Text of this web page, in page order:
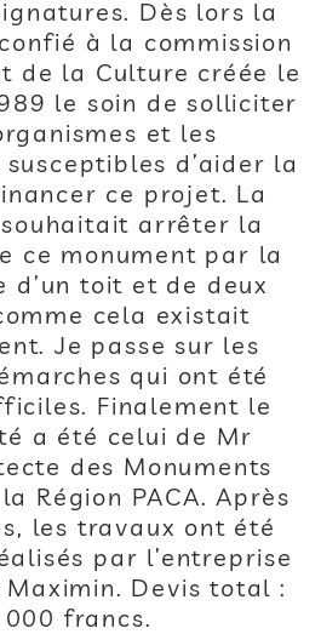
Dès lors la
à la commission
de la Culture créée le
le soin de solliciter
et les
d’aider la
ce projet. La
arrêter la
ce monument par la
d’un toit et de deux
cela existait
Je passe sur les
qui ont été
Finalement le
a été celui de Mr
des Monuments
Région PACA. Après
les travaux ont été
par l’entreprise
Maximin. Devis total :
francs.